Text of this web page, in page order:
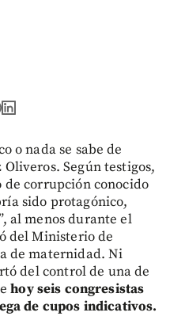
o nada se sabe de
Según testigos,
corrupción conocido
sido protagónico,
al menos durante el
del Ministerio de
de maternidad. Ni
del control de una de
hoy seis congresistas
de cupos indicativos.